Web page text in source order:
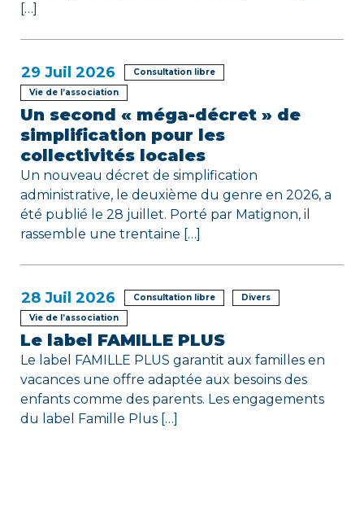
e
[…]
29 Juil 2026
Consultation libre
Vie de l’association
Un second « méga-décret » de
simplification pour les
collectivités locales
Un nouveau décret de simplification
administrative, le deuxième du genre en 2026, a
été publié le 28 juillet. Porté par Matignon, il
rassemble une trentaine […]
28 Juil 2026 Consultation libre
Divers
Vie de l’association
Le label FAMILLE PLUS
Le label FAMILLE PLUS garantit aux familles en
vacances une offre adaptée aux besoins des
enfants comme des parents. Les engagements
du label Famille Plus […]